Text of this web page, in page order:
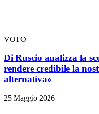
VOTO
Di Ruscio analizza la
rendere credibile la
alternativa»
25 Maggio 2026